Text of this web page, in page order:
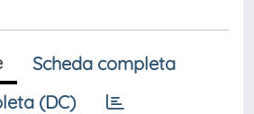
Scheda completa
(DC)